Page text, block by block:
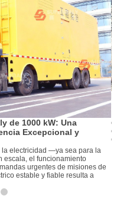
Una
y
—ya sea para la
de misiones de
resulta a
El
resisten
En medio del
como la arteria
central del
electrógeno